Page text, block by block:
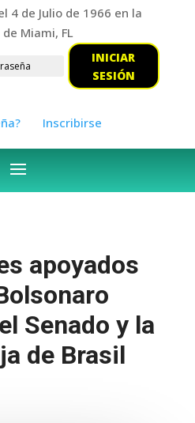
4 de Julio de 1966 en la
Miami, FL
INICIAR
SESIÓN
Inscribirse
apoyados
Senado y la
de Brasil